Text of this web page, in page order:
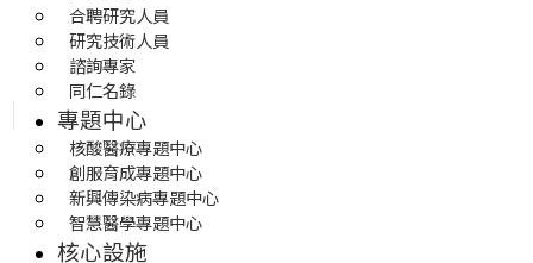
合聘研究人員
研究技術人員
諮詢專家
同仁名錄
專題中心
核酸醫療專題中心
創服育成專題中心
新興傳染病專題中心
智慧醫學專題中心
核心設施